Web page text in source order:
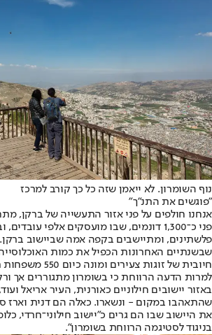
נוף השומרון. לא ייאמן שזה כל כך קורב למרכז
"פוגשים את התנ"ך"
אנחנו חולפים על פני אזור התעשייה של ברקן,
פלשתינים, ומתיישבים בקפה אמה שביישוב ברקן.
שבשנתיים האחרונות הכפיל את כמות
חיובית של זוגות צעירים ומונה כיום 550 משפחות חילוניות.
למרות הדעה הרווחת כי בשומרון מתגוררים אך
באזור יישובים חילוניים כאורנית, העיר אריאל
שהתאהבו במקום - ונשארו. כאלה הם דנית וארז
את היישוב שבו הם גרים כ"יישוב חילוני־חרדי,
בניגוד לסטיגמה הרווחת בשומרון".